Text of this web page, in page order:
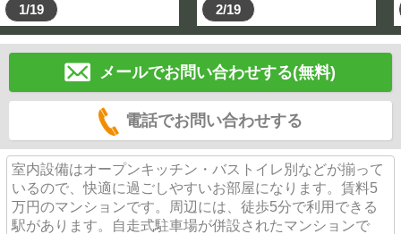
1/19 2/19
メールでお問い合わせする(無料)
電話でお問い合わせする
室内設備はオープンキッチン・バストイレ別などが揃って
いるので、快適に過ごしやすいお部屋になります。賃料5
万円のマンションです。周辺には、徒歩5分で利用できる
駅があります。自走式駐車場が併設されたマンションで